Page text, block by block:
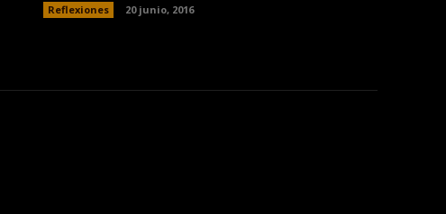
Reflexiones 20 junio, 2016